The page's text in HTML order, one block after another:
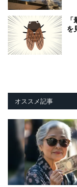
を
オススメ記事